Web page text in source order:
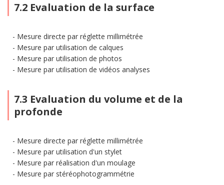
7.2 Evaluation de la surface
Mesure directe par réglette millimétrée
Mesure par utilisation de calques
Mesure par utilisation de photos
Mesure par utilisation de vidéos analyses
7.3 Evaluation du volume et de la
profonde
Mesure directe par réglette millimétrée
Mesure par utilisation d'un stylet
Mesure par réalisation d'un moulage
Mesure par stéréophotogrammétrie